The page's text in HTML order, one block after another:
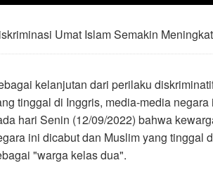
Umat Islam Semakin
kelanjutan dari perilaku
tinggal di Inggris, media-media
hari Senin (12/09/2022) bahwa
ini dicabut dan Muslim yang tinggal
"warga kelas dua".